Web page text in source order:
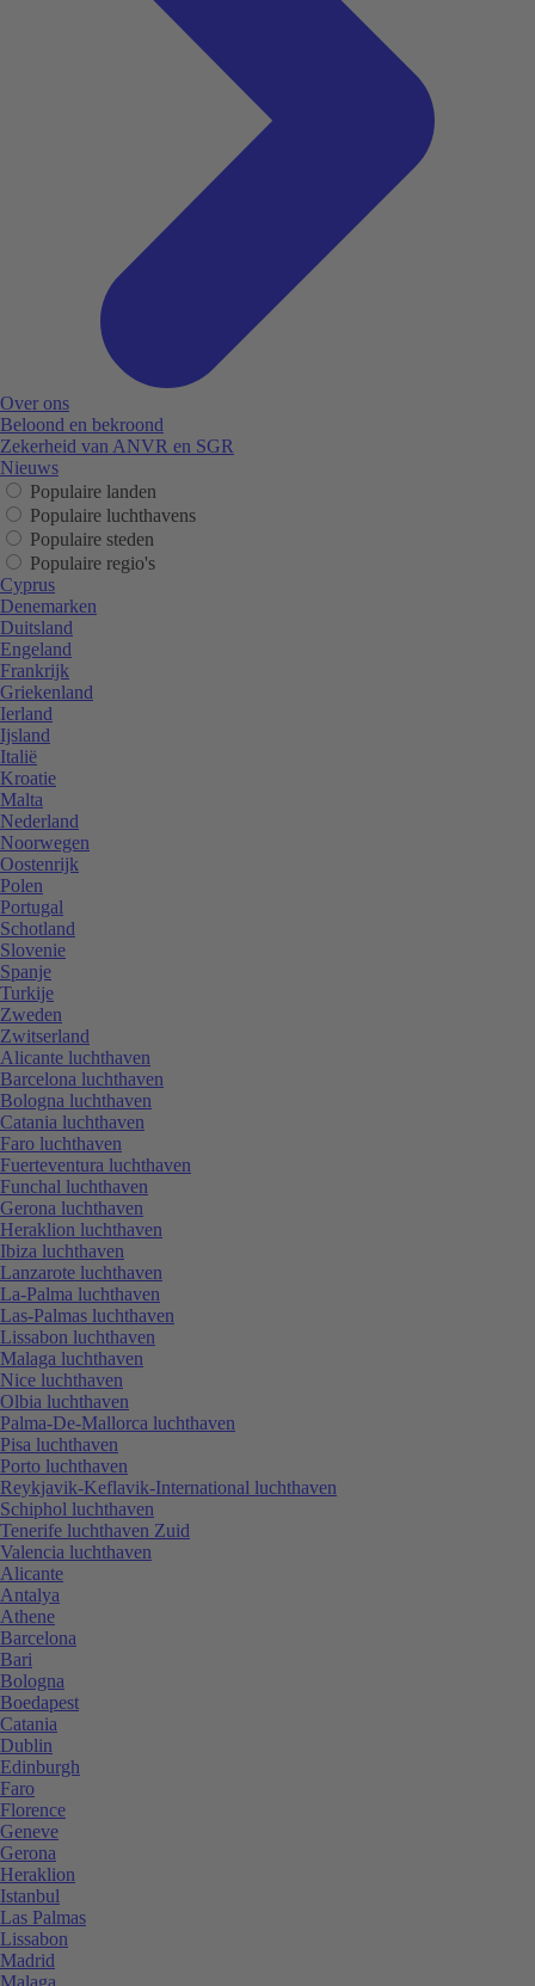
Over ons
Beloond en bekroond
Zekerheid van ANVR en SGR
Nieuws
Populaire landen
Populaire luchthavens
Populaire steden
Populaire regio's
Cyprus
Denemarken
Duitsland
Engeland
Frankrijk
Griekenland
Ierland
Ijsland
Italië
Kroatie
Malta
Nederland
Noorwegen
Oostenrijk
Polen
Portugal
Schotland
Slovenie
Spanje
Turkije
Zweden
Zwitserland
Alicante luchthaven
Barcelona luchthaven
Bologna luchthaven
Catania luchthaven
Faro luchthaven
Fuerteventura luchthaven
Funchal luchthaven
Gerona luchthaven
Heraklion luchthaven
Ibiza luchthaven
Lanzarote luchthaven
La-Palma luchthaven
Las-Palmas luchthaven
Lissabon luchthaven
Malaga luchthaven
Nice luchthaven
Olbia luchthaven
Palma-De-Mallorca luchthaven
Pisa luchthaven
Porto luchthaven
Reykjavik-Keflavik-International luchthaven
Schiphol luchthaven
Tenerife luchthaven Zuid
Valencia luchthaven
Alicante
Antalya
Athene
Barcelona
Bari
Bologna
Boedapest
Catania
Dublin
Edinburgh
Faro
Florence
Geneve
Gerona
Heraklion
Istanbul
Las Palmas
Lissabon
Madrid
Malaga